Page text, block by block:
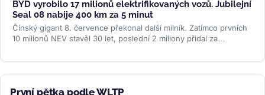
BYD vyrobilo 17 milionů elektrifikovaných vozů. Jubilejní
Seal 08 nabije 400 km za 5 minut
Čínský gigant 8. července překonal další milník. Zatímco prvních
10 milionů NEV stavěl 30 let, poslední 2 miliony přidal za
První pětka podle WLTP